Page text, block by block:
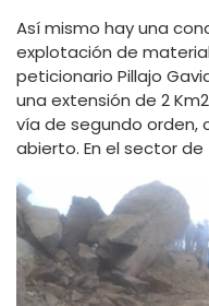
Así mismo hay una
explotación de
peticionario Pillajo
una extensión de 2
vía de segundo
abierto. En el sector de